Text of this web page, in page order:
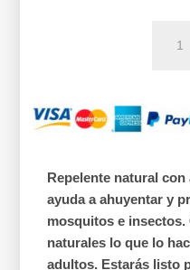
Repelente natural
ayuda a ahuyentar y
mosquitos e
naturales lo que lo
adultos. Estarás listo